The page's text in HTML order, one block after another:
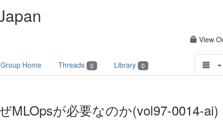
View
Group Home Threads 0 Library 0
MLOpsが必要なのか(vol97-0014-ai)